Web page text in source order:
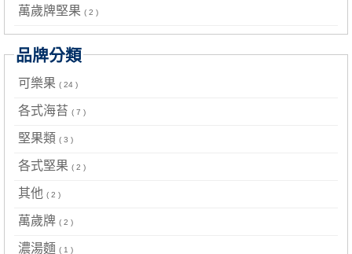
萬歲牌堅果 ( 2 )
品牌分類
可樂果 ( 24 )
各式海苔 ( 7 )
堅果類 ( 3 )
各式堅果 ( 2 )
其他 ( 2 )
萬歲牌 ( 2 )
濃湯麵 ( 1 )